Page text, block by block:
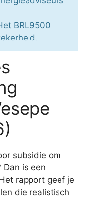
BRL9500
subsidie om
Dan is een
rapport geef je
die realistisch